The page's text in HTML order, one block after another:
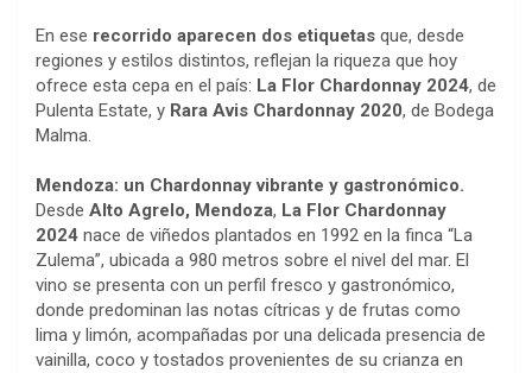
En ese recorrido aparecen dos etiquetas que, desde
regiones y estilos distintos, reflejan la riqueza que hoy
ofrece esta cepa en el país: La Flor Chardonnay 2024, de
Pulenta Estate, y Rara Avis Chardonnay 2020, de Bodega
Malma.
Mendoza: un Chardonnay vibrante y gastronómico.
Desde Alto Agrelo, Mendoza, La Flor Chardonnay
2024 nace de viñedos plantados en 1992 en la finca “La
Zulema”, ubicada a 980 metros sobre el nivel del mar. El
vino se presenta con un perfil fresco y gastronómico,
donde predominan las notas cítricas y de frutas como
lima y limón, acompañadas por una delicada presencia de
vainilla, coco y tostados provenientes de su crianza en